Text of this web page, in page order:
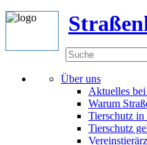
Über uns
Aktuelles
Warum
Tierschutz
Tierschutz